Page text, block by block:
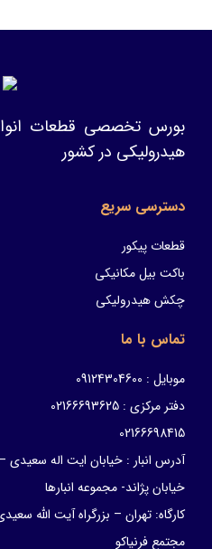
بورس تخصصی قطعات
هیدرولیکی در کشور
دسترسی سریع
قطعات پیکور
باکت بیل مکانیکی
چکش هیدرولیکی
تماس با ما
موبایل : 09124304600
دفتر مرکزی : 02166693625
02166698415
آدرس انبار : خیابان ایت اله سعیدی
خیابان پژاند- مجموعه انبارها
کارگاه: تهران – بزرگراه آیت الله
مجتمع فرنیاکو